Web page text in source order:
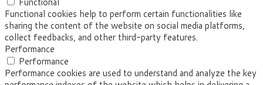
Functional cookies help to perform certain functionalities like
sharing the content of the website on social media platforms,
collect feedbacks, and other third-party features.
Performance
Performance
Performance cookies are used to understand and analyze the key